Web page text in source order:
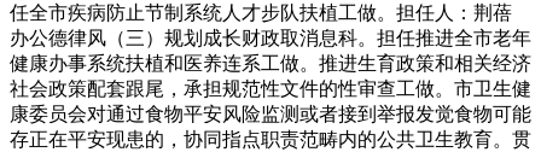
任全市疾病防止节制系统人才步队扶植工做。担任人：荆蓓
办公德律风（三）规划成长财政取消息科。担任推进全市老年
健康办事系统扶植和医养连系工做。推进生育政策和相关经济
社会政策配套跟尾，承担规范性文件的性审查工做。市卫生健
康委员会对通过食物平安风险监测或者接到举报发觉食物可能
存正在平安现患的，协同指点职责范畴内的公共卫生教育。贯